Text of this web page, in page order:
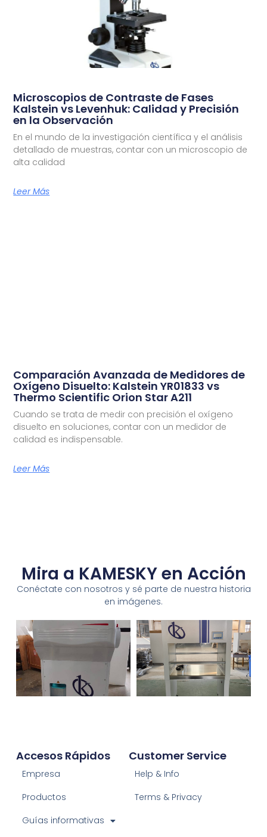
Microscopios de Contraste de Fases
Kalstein vs Levenhuk: Calidad y Precisión
en la Observación
En el mundo de la investigación científica y el análisis
detallado de muestras, contar con un microscopio de
alta calidad
Leer Más
Comparación Avanzada de Medidores de
Oxígeno Disuelto: Kalstein YR01833 vs
Thermo Scientific Orion Star A211
Cuando se trata de medir con precisión el oxígeno
disuelto en soluciones, contar con un medidor de
calidad es indispensable.
Leer Más
Mira a KAMESKY en Acción
Conéctate con nosotros y sé parte de nuestra historia
en imágenes.
Customer Service
Help & Info
Terms & Privacy
Accesos Rápidos
Empresa
Productos
Guías informativas